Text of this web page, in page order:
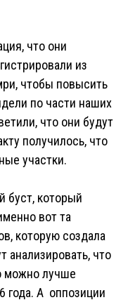
что они
из
чтобы повысить
по части наших
что они будут
получилось, что
участки.
буст, который
вот та
которую создала
анализировать, что
можно лучше
года. А оппозиции